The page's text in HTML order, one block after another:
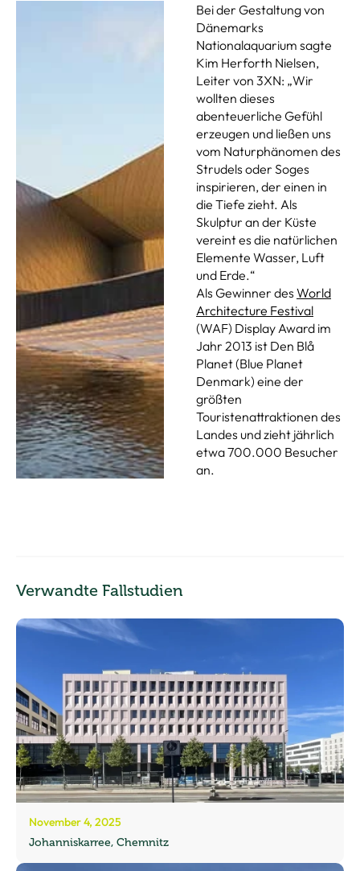
Bei der Gestaltung von
Dänemarks
Nationalaquarium sagte
Kim Herforth Nielsen,
Leiter von 3XN: „Wir
wollten dieses
abenteuerliche Gefühl
erzeugen und ließen uns
vom Naturphänomen des
Strudels oder Soges
inspirieren, der einen in
die Tiefe zieht. Als
Skulptur an der Küste
vereint es die natürlichen
Elemente Wasser, Luft
und Erde.“
Als Gewinner des World
Architecture Festival
(WAF) Display Award im
Jahr 2013 ist Den Blå
Planet (Blue Planet
Denmark) eine der
größten
Touristenattraktionen des
Landes und zieht jährlich
etwa 700.000 Besucher
an.
Verwandte Fallstudien
November 4, 2025
Johanniskarree, Chemnitz